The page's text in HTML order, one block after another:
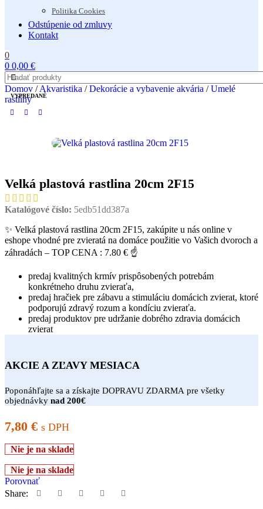
Politika Cookies
Odstúpenie od zmluvy
Kontakt
0
0 0,00 €
Domov / Akvaristika / Dekorácie a vybavenie akvária / Umelé
rastliny
VYPREDANÉ
Velká plastová rastlina 20cm 2F15
Katalógové číslo: 5edb51dd387a
✨ Velká plastová rastlina 20cm 2F15, zakúpite u nás online v
eshope vhodné pre zvieratá na domáce použitie vo Vašich dvoroch a
záhradách – TOP CENA : 7.80 € ☝
predaj kvalitných krmív prispôsobených potrebám
konkrétneho druhu zvieraťa,
predaj hračiek pre zábavu a stimuláciu domácich zvierat, ktoré
podporujú zdravý rozum a kondíciu zvieraťa.
predaj produktov pre udržanie dobrého zdravia domácich
zvierat
AKCIE A ZĽAVY MESIACA
Poponáhľajte sa a získajte DOPRAVU ZDARMA pre všetky
objednávky nad 200€
7,80 € s DPH
Nie je na sklade
Nie je na sklade
Porovnať
Share: